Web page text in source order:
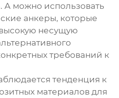
можно использовать
анкеры, которые
несущую
требований к
тенденция к
материалов для